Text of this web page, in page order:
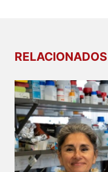
RELACIONADOS